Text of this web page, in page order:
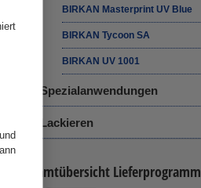
BIRKAN Masterprint UV Blue
BIRKAN Tycoon SA
BIRKAN UV 1001
Spezialanwendungen
Lackieren
Gesamtübersicht Lieferprogramm